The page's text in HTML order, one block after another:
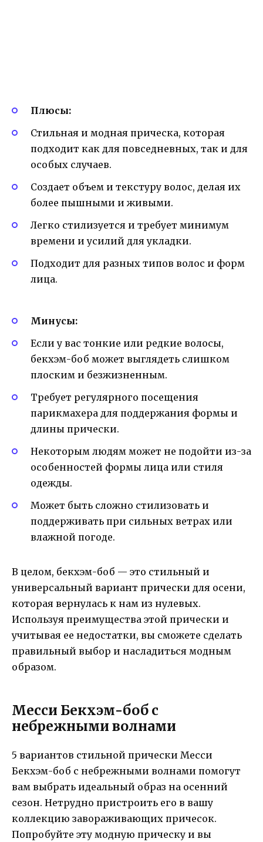
Плюсы:
Стильная и модная прическа, которая
подходит как для повседневных, так и для
особых случаев.
Создает объем и текстуру волос, делая их
более пышными и живыми.
Легко стилизуется и требует минимум
времени и усилий для укладки.
Подходит для разных типов волос и форм
лица.
Минусы:
Если у вас тонкие или редкие волосы,
бекхэм-боб может выглядеть слишком
плоским и безжизненным.
Требует регулярного посещения
парикмахера для поддержания формы и
длины прически.
Некоторым людям может не подойти из-за
особенностей формы лица или стиля
одежды.
Может быть сложно стилизовать и
поддерживать при сильных ветрах или
влажной погоде.
В целом, бекхэм-боб — это стильный и
универсальный вариант прически для осени,
которая вернулась к нам из нулевых.
Используя преимущества этой прически и
учитывая ее недостатки, вы сможете сделать
правильный выбор и насладиться модным
образом.
Месси Бекхэм-боб с
небрежными волнами
5 вариантов стильной прически Месси
Бекхэм-боб с небрежными волнами помогут
вам выбрать идеальный образ на осенний
сезон. Нетрудно пристроить его в вашу
коллекцию завораживающих причесок.
Попробуйте эту модную прическу и вы